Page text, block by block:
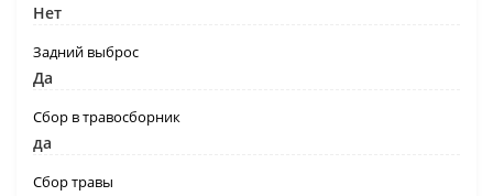
Нет
Задний выброс
Да
Сбор в травосборник
да
Сбор травы